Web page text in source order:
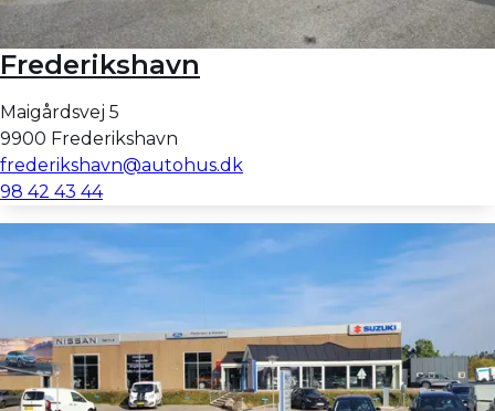
Frederikshavn
Maigårdsvej 5
9900 Frederikshavn
frederikshavn@autohus.dk
98 42 43 44